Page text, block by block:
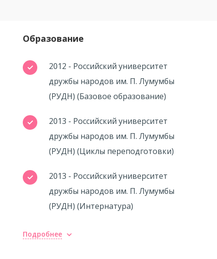
Образование
2012 - Российский университет
дружбы народов им. П. Лумумбы
(РУДН) (Базовое образование)
2013 - Российский университет
дружбы народов им. П. Лумумбы
(РУДН) (Циклы переподготовки)
2013 - Российский университет
дружбы народов им. П. Лумумбы
(РУДН) (Интернатура)
Повышение квалификации
Подробнее